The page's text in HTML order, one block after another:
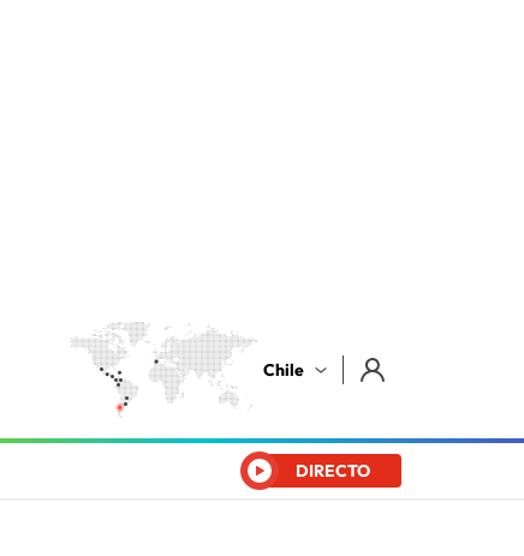
Chile
DIRECTO